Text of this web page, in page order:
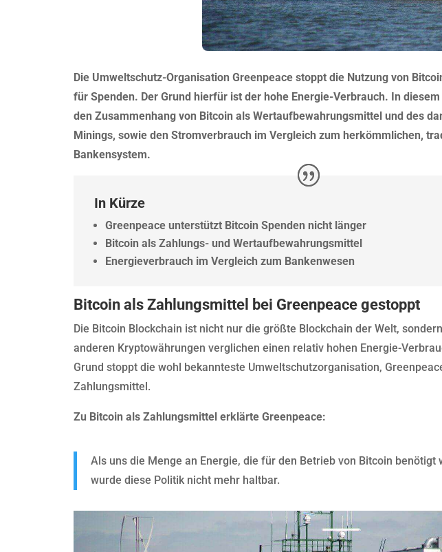
Die Umweltschutz-Organisation Greenpeace stoppt die Nutzung von
für Spenden. Der Grund hierfür ist der hohe Energie-Verbrauch. In
den Zusammenhang von Bitcoin als Wertaufbewahrungsmittel und des
Minings, sowie den Stromverbrauch im Vergleich zum herkömmlichen,
Bankensystem.
In Kürze
Greenpeace unterstützt Bitcoin Spenden nicht länger
Bitcoin als Zahlungs- und Wertaufbewahrungsmittel
Energieverbrauch im Vergleich zum Bankenwesen
Bitcoin als Zahlungsmittel bei Greenpeace gestoppt
Die Bitcoin Blockchain ist nicht nur die größte Blockchain der Welt,
anderen Kryptowährungen verglichen einen relativ hohen Energie-
Grund stoppt die wohl bekannteste Umweltschutzorganisation,
Zahlungsmittel.
Zu Bitcoin als Zahlungsmittel erklärte Greenpeace:
Als uns die Menge an Energie, die für den Betrieb von Bitcoin benötigt
wurde diese Politik nicht mehr haltbar.